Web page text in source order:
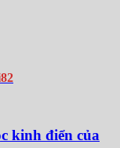
kinh điển của